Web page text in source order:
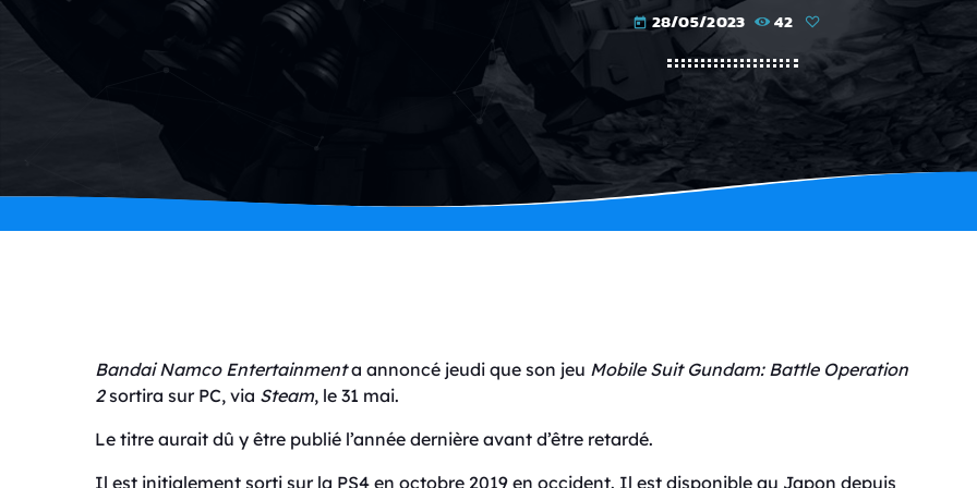
today 28/05/2023 42
Bandai Namco Entertainmenta annoncé jeudi que son jeu Mobile Suit Gundam: Battle Operation
2sortira sur PC, via Steam, le 31 mai.
Le titre aurait dû y être publié l’année dernière avant d’être retardé.
Il est initialement sorti sur la PS4 en octobre 2019 en occident. Il est disponible au Japon depuis